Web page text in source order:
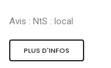
Avis : NtS : local
PLUS D'INFOS